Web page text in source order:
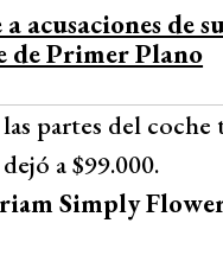
acusaciones de
Primer Plano
partes del
a $99.000.
Simply